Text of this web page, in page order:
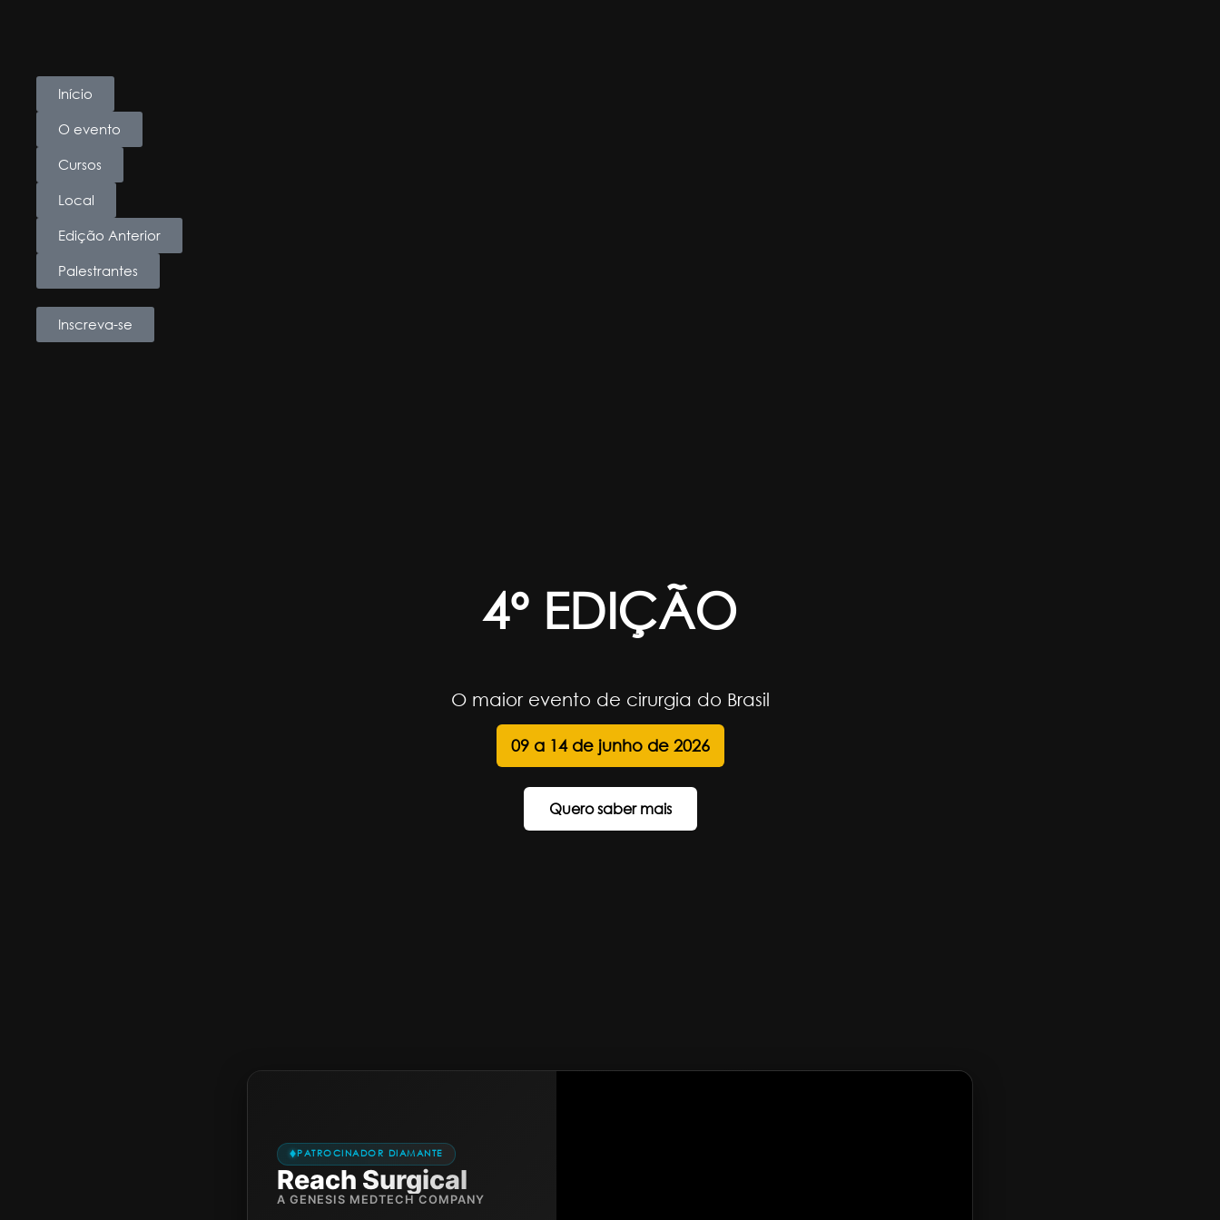
Início
O evento
Cursos
Local
Edição Anterior
Palestrantes
Inscreva-se
4º EDIÇÃO
O maior evento de cirurgia do Brasil
09 a 14 de junho de 2026
Quero saber mais
PATROCINADOR DIAMANTE
Reach Surgical
A GENESIS MEDTECH COMPANY